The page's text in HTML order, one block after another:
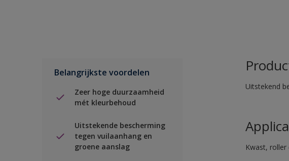
Belangrijkste voordelen
Zeer hoge duurzaamheid
mét kleurbehoud
Uitstekende bescherming
tegen vuilaanhang en
groene aanslag
Uitstekend
Kwast, roller